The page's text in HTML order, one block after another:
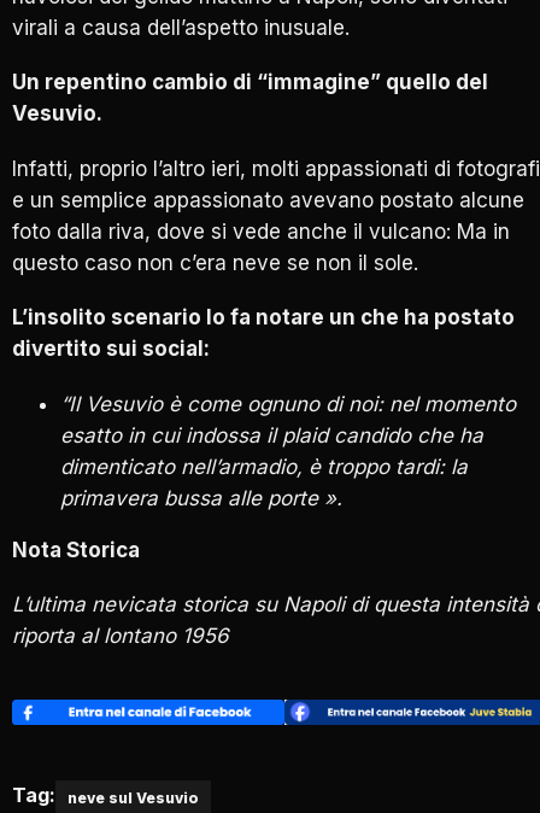
virali a causa dell’aspetto inusuale.
Un repentino cambio di “immagine” quello del
Vesuvio.
Infatti, proprio l’altro ieri, molti appassionati di
e un semplice appassionato avevano postato alcune
foto dalla riva, dove si vede anche il vulcano: Ma in
questo caso non c’era neve se non il sole.
L’insolito scenario lo fa notare un che ha postato
divertito sui social:
“Il Vesuvio è come ognuno di noi: nel momento
esatto in cui indossa il plaid candido che ha
dimenticato nell’armadio, è troppo tardi: la
primavera bussa alle porte ».
Nota Storica
L’ultima nevicata storica su Napoli di questa intensità
riporta al lontano 1956
Tag: neve sul Vesuvio